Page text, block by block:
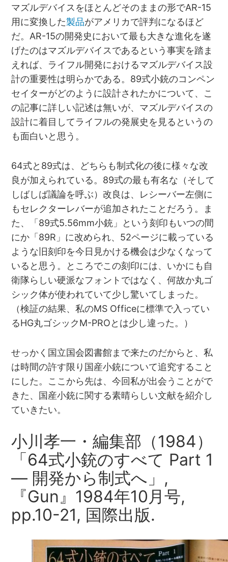
マズルデバイスをほとんどそのままの形でAR-15
用に変換した製品がアメリカで評判になるほど
だ。AR-15の開発史において最も大きな進化を遂
げたのはマズルデバイスであるという事実を踏ま
えれば、ライフル開発におけるマズルデバイス設
計の重要性は明らかである。89式小銃のコンペン
セイターがどのように設計されたかについて、こ
の記事に詳しい記述は無いが、マズルデバイスの
設計に着目してライフルの発展史を見るというの
も面白いと思う。
64式と89式は、どちらも制式化の後に様々な改
良が加えられている。89式の最も有名な（そして
しばしば議論を呼ぶ）改良は、レシーバー左側に
もセレクターレバーが追加されたことだろう。ま
た、「89式5.56mm小銃」という刻印もいつの間
にか「89R」に改められ、52ページに載っている
ような旧刻印を今日見かける機会は少なくなって
いると思う。ところでこの刻印には、いかにも自
衛隊らしい硬派なフォントではなく、何故か丸ゴ
シック体が使われていて少し驚いてしまった。
（検証の結果、私のMS Officeに標準で入ってい
るHG丸ゴシックM-PROとは少し違った。）
せっかく国立国会図書館まで来たのだからと、私
は時間の許す限り国産小銃について追究すること
にした。ここから先は、今回私が出会うことがで
きた、国産小銃に関する素晴らしい文献を紹介し
ていきたい。
小川孝一・編集部（1984）
「64式小銃のすべて Part 1
― 開発から制式へ」,
『Gun』1984年10月号,
pp.10-21, 国際出版.